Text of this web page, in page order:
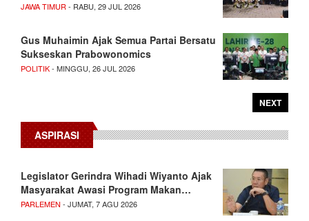
JAWA TIMUR - RABU, 29 JUL 2026
Gus Muhaimin Ajak Semua Partai Bersatu
Sukseskan Prabowonomics
POLITIK- MINGGU, 26 JUL 2026
NEXT
ASPIRASI
Legislator Gerindra Wihadi Wiyanto Ajak
Masyarakat Awasi Program Makan…
PARLEMEN - JUMAT, 7 AGU 2026